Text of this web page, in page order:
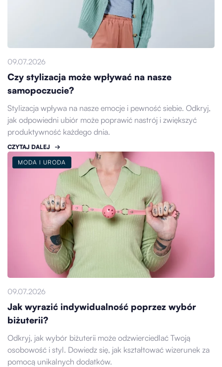
09.07.2026
Czy stylizacja może wpływać na nasze
samopoczucie?
Stylizacja wpływa na nasze emocje i pewność siebie. Odkryj,
jak odpowiedni ubiór może poprawić nastrój i zwiększyć
produktywność każdego dnia.
CZYTAJ DALEJ
MODA I URODA
09.07.2026
Jak wyrazić indywidualność poprzez wybór
biżuterii?
Odkryj, jak wybór biżuterii może odzwierciedlać Twoją
osobowość i styl. Dowiedz się, jak kształtować wizerunek za
pomocą unikalnych dodatków.